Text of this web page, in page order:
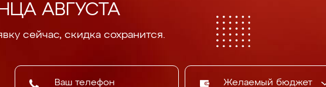
АВГУСТА
сейчас, скидка сохранится.
Желаемый бюджет